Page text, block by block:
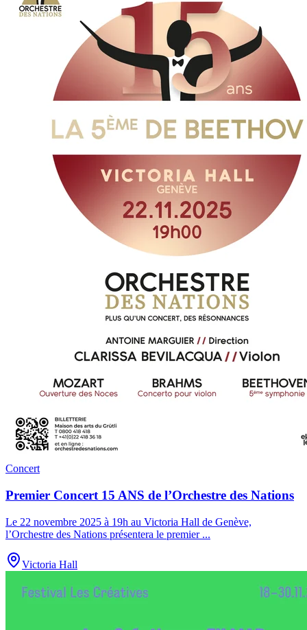
Concert
Premier Concert 15 ANS de l’Orchestre des Nations
Le 22 novembre 2025 à 19h au Victoria Hall de Genève,
l’Orchestre des Nations présentera le premier ...
Victoria Hall